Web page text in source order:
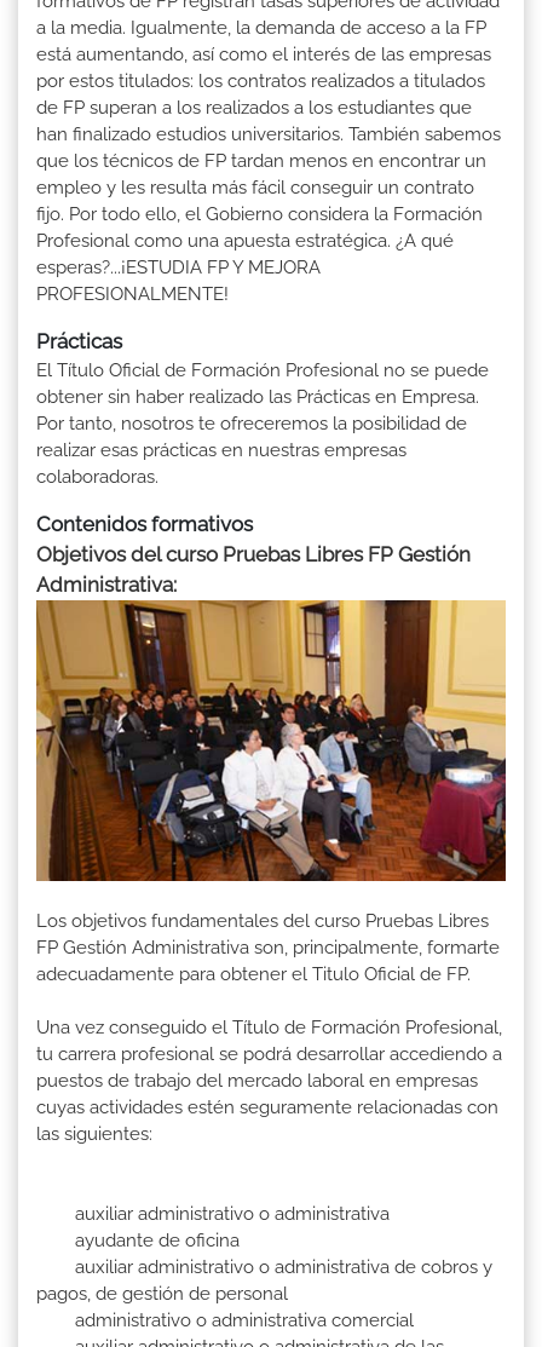
a la media. Igualmente, la demanda de acceso a la FP
está aumentando, así como el interés de las empresas
por estos titulados: los contratos realizados a titulados
de FP superan a los realizados a los estudiantes que
han finalizado estudios universitarios. También sabemos
que los técnicos de FP tardan menos en encontrar un
empleo y les resulta más fácil conseguir un contrato
fijo. Por todo ello, el Gobierno considera la Formación
Profesional como una apuesta estratégica. ¿A qué
esperas?...¡ESTUDIA FP Y MEJORA
PROFESIONALMENTE!
Prácticas
El Título Oficial de Formación Profesional no se puede
obtener sin haber realizado las Prácticas en Empresa.
Por tanto, nosotros te ofreceremos la posibilidad de
realizar esas prácticas en nuestras empresas
colaboradoras.
Contenidos formativos
Objetivos del curso Pruebas Libres FP Gestión
Administrativa:
Los objetivos fundamentales del curso Pruebas Libres
FP Gestión Administrativa son, principalmente, formarte
adecuadamente para obtener el Titulo Oficial de FP.
Una vez conseguido el Título de Formación Profesional,
tu carrera profesional se podrá desarrollar accediendo a
puestos de trabajo del mercado laboral en empresas
cuyas actividades estén seguramente relacionadas con
las siguientes:
auxiliar administrativo o administrativa
ayudante de oficina
auxiliar administrativo o administrativa de cobros y
pagos, de gestión de personal
administrativo o administrativa comercial